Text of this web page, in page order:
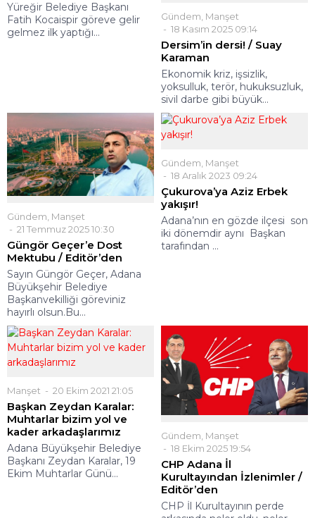
Yüreğir Belediye Başkanı
Fatih Kocaispir göreve gelir
gelmez ilk yaptığı...
Gündem, Manşet
18 Kasım 2025 09:14
Dersim’in dersi! / Suay
Karaman
Ekonomik kriz, işsizlik,
yoksulluk, terör, hukuksuzluk,
sivil darbe gibi büyük...
Gündem Manşet
21 Temmuz 2025 10:30
Güngör Geçer’e Dost
Mektubu / Editör’den
Sayın Güngör Geçer, Adana
Büyükşehir Belediye
Başkanvekilliği göreviniz
hayırlı olsun.Bu...
Gündem, Manşet
18 Aralık 2023 09:24
Çukurova’ya Aziz Erbek
yakışır!
Adana’nın en gözde ilçesi son
iki dönemdir aynı Başkan
tarafından ...
Manşet 20 Ekim 2021 21:05
Başkan Zeydan Karalar:
Muhtarlar bizim yol ve
kader arkadaşlarımız
Adana Büyükşehir Belediye
Başkanı Zeydan Karalar, 19
Ekim Muhtarlar Günü...
Gündem Manşet
18 Ekim 2025 19:54
CHP Adana İl
Kurultayından İzlenimler /
Editör’den
CHP İl Kurultayının perde